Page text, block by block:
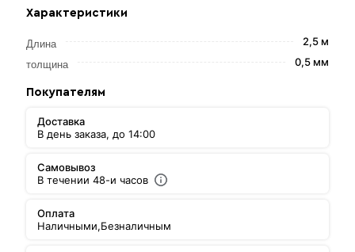
Характеристики
Длина 2,5 м
толщина 0,5 мм
Покупателям
Доставка
В день заказа, до 14:00
Самовывоз
В течении 48-и часов
Оплата
Наличными,Безналичным